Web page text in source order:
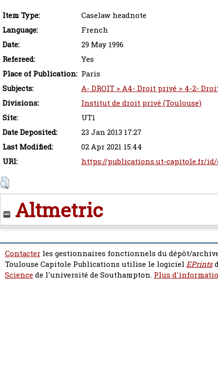
Item Type:
Caselaw headnote
Language:
French
Date:
29 May 1996
Refereed:
Yes
Place of Publication: Paris
Subjects:
A- DROIT > A4- Droit privé > 4-2-
Divisions:
Institut de droit privé (Toulouse)
Site:
UT1
Date Deposited:
23 Jan 2013 17:27
Last Modified:
02 Apr 2021 15:44
URI:
https://publications.ut-capitole.fr/id/
Altmetric
Contacter les gestionnaires fonctionnels du dépôt/
Toulouse Capitole Publications utilise le logiciel EPrints
Sciencede l'université de Southampton. Plus